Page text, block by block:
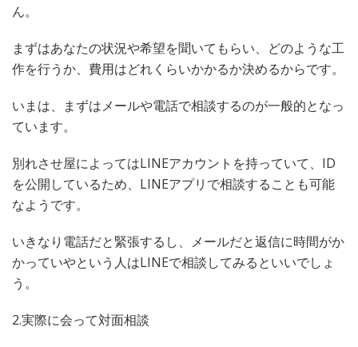
ん。
まずはあなたの状況や希望を聞いてもらい、どのような工
作を行うか、費用はどれくらいかかるか決めるからです。
いまは、まずはメールや電話で相談するのが一般的となっ
ています。
別れさせ屋によってはLINEアカウントを持っていて、ID
を公開しているため、LINEアプリで相談することも可能
なようです。
いきなり電話だと緊張するし、メールだと返信に時間がか
かっていやという人はLINEで相談してみるといいでしょ
う。
2.実際に会って対面相談